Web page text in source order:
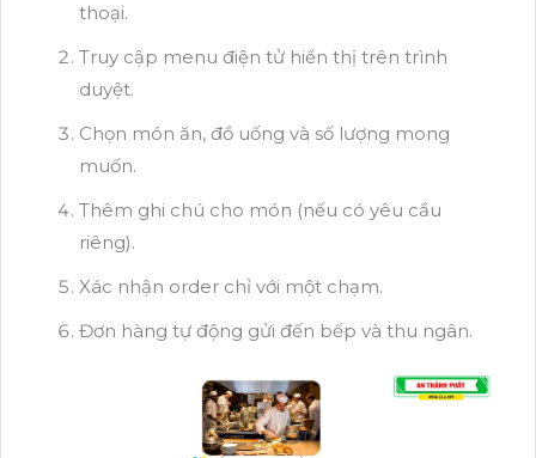
thoại.
Truy cập menu điện tử hiển thị trên trình
duyệt.
Chọn món ăn, đồ uống và số lượng mong
muốn.
Thêm ghi chú cho món (nếu có yêu cầu
riêng).
Xác nhận order chỉ với một chạm.
Đơn hàng tự động gửi đến bếp và thu ngân.